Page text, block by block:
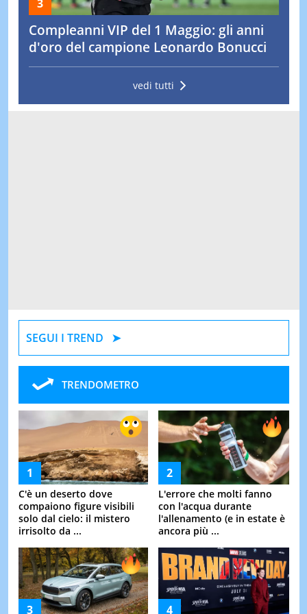
Compleanni VIP del 1 Maggio: gli anni
d'oro del campione Leonardo Bonucci
vedi tutti
SEGUI I TREND
TRENDOMETRO
C'è un deserto dove
compaiono figure visibili
solo dal cielo: il mistero
irrisolto da ...
L'errore che molti fanno
con l'acqua durante
l'allenamento (e in estate è
ancora più ...